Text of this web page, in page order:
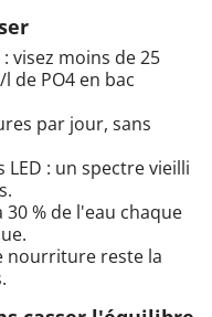
visez moins de 25
de PO4 en bac
par jour, sans
: un spectre vieilli
% de l'eau chaque
nourriture reste la